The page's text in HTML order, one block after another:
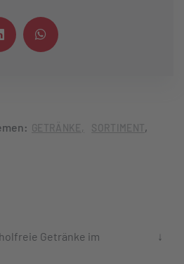
GETRÄNKE SORTIMENT
Getränke im